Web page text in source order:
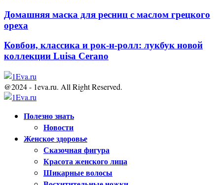
Домашняя маска для ресниц с маслом грецкого
ореха
Ковбои, классика и рок-н-ролл: лукбук новой
коллекции Luisa Cerano
@2024 - 1eva.ru. All Right Reserved.
Полезно знать
Новости
Женское здоровье
Сказочная фигура
Красота женского лица
Шикарные волосы